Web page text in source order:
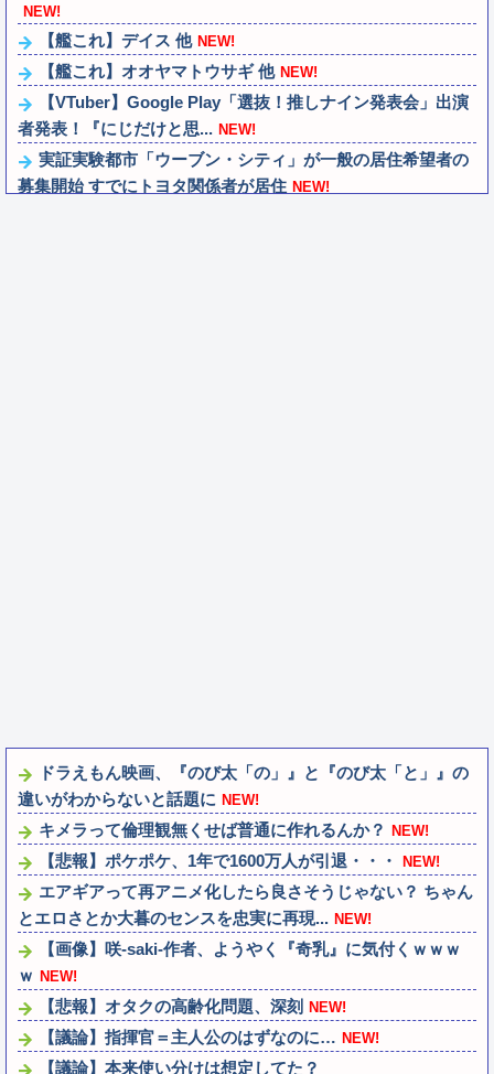
NEW!
【艦これ】デイス 他 NEW!
【艦これ】オオヤマトウサギ 他 NEW!
【VTuber】Google Play「選抜！推しナイン発表会」出演
者発表！『にじだけと思... NEW!
実証実験都市「ウーブン・シティ」が一般の居住希望者の
募集開始 すでにトヨタ関係者が居住 NEW!
ドラえもん映画、『のび太「の」』と『のび太「と」』の
違いがわからないと話題に NEW!
キメラって倫理観無くせば普通に作れるんか？ NEW!
【悲報】ポケポケ、1年で1600万人が引退・・・ NEW!
エアギアって再アニメ化したら良さそうじゃない？ ちゃん
とエロさとか大暮のセンスを忠実に再現... NEW!
【画像】咲-saki-作者、ようやく『奇乳』に気付くｗｗｗ
ｗ NEW!
【悲報】オタクの高齢化問題、深刻 NEW!
【議論】指揮官＝主人公のはずなのに… NEW!
【議論】本来使い分けは想定してた？